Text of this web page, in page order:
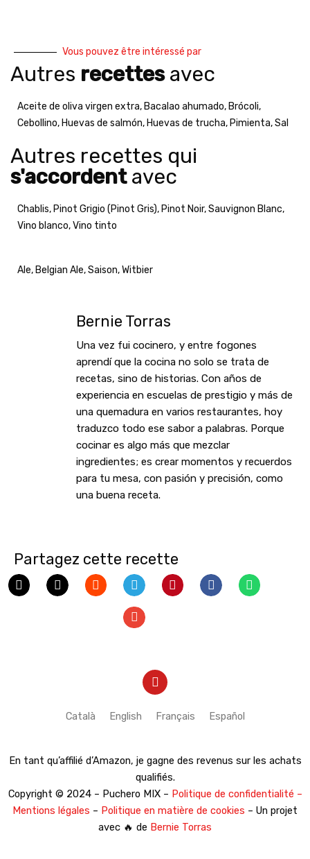
Vous pouvez être intéressé par
Autres recettesavec
Aceite de oliva virgen extra,Bacalao ahumado,Brócoli,
Cebollino,Huevas de salmón,Huevas de trucha,Pimienta,Sal
Autres recettes qui
s'accordentavec
Chablis,Pinot Grigio (Pinot Gris),Pinot Noir,Sauvignon Blanc,
Vino blanco,Vino tinto
Ale,Belgian Ale,Saison,Witbier
Bernie Torras
Una vez fui cocinero, y entre fogones
aprendí que la cocina no solo se trata de
recetas, sino de historias. Con años de
experiencia en escuelas de prestigio y más de
una quemadura en varios restaurantes, hoy
traduzco todo ese sabor a palabras. Porque
cocinar es algo más que mezclar
ingredientes; es crear momentos y recuerdos
para tu mesa, con pasión y precisión, como
una buena receta.
Partagez cette recette
Y
o
t
Català English Français Español
En tant qu’affilié d’Amazon, je gagne des revenus sur les achats
qualifiés.
Copyright © 2024 – Puchero MIX – Politique de confidentialité –
Mentions légales – Politique en matière de cookies – Un projet
avec 🔥 de Bernie Torras